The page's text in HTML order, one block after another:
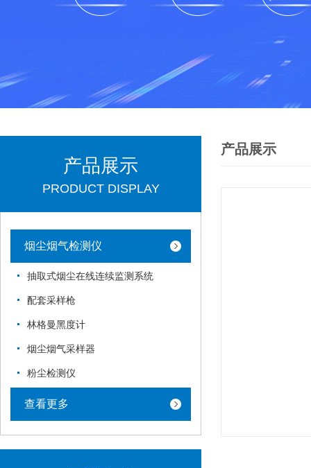
产品展示
PRODUCT DISPLAY
烟尘烟气检测仪
抽取式烟尘在线连续监测系统
配套采样枪
林格曼黑度计
烟尘烟气采样器
粉尘检测仪
查看更多
产品展示